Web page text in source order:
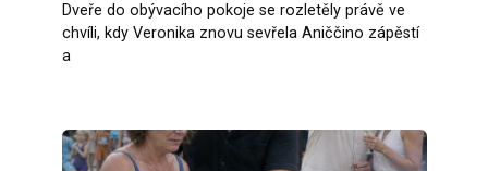
Dveře do obývacího pokoje se rozletěly právě ve
chvíli, kdy Veronika znovu sevřela Aniččino zápěstí
a